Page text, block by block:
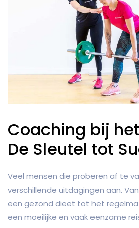
Coaching bij
De Sleutel tot
Veel mensen die proberen af te
verschillende uitdagingen aan.
een gezond dieet tot het
een moeilijke en vaak eenzame